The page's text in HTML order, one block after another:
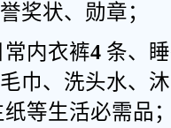
奖状、勋章；
常内衣裤4 条、
巾、洗头水、
等生活必需品